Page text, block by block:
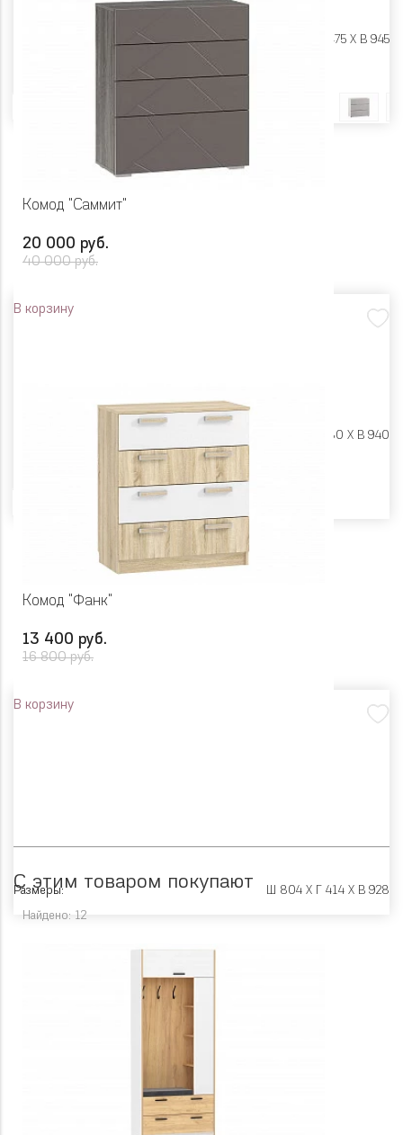
Ш 1020 X Г 475 X В 945
Комод "Саммит"
20 000 руб.
40 000 руб.
В корзину
Ш 802 X Г 380 X В 940
Комод "Фанк"
13 400 руб.
16 800 руб.
В корзину
Размеры: Ш 804 X Г 414 X В 928
С этим товаром покупают
Найдено: 12